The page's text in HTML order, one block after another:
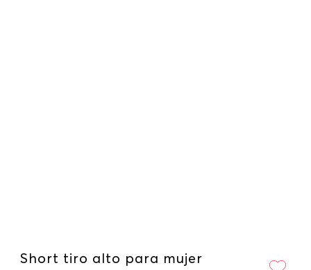
Short tiro alto para mujer